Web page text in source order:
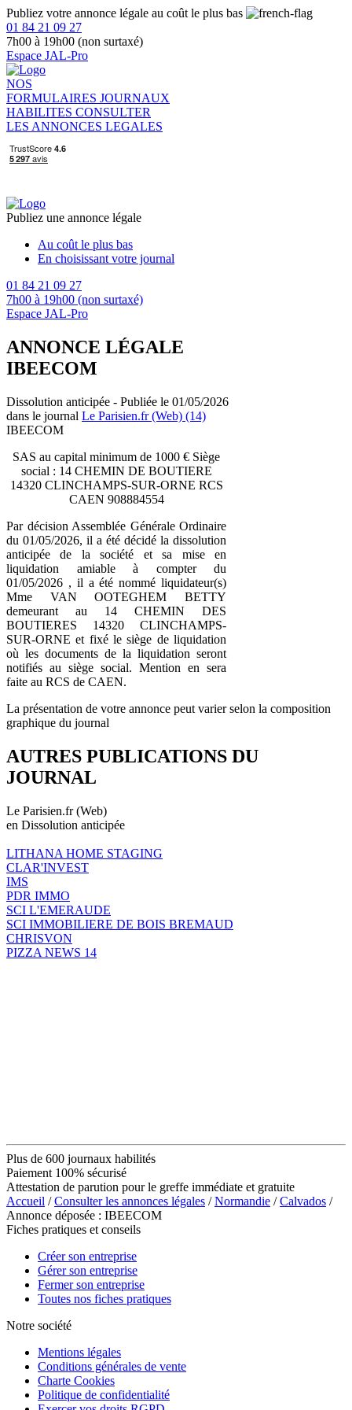
Publiez votre annonce légale au coût le plus bas
01 84 21 09 27
7h00 à 19h00 (non surtaxé)
Espace JAL-Pro
NOS
FORMULAIRES JOURNAUX
HABILITES CONSULTER
LES ANNONCES LEGALES
Publiez une annonce légale
Au coût le plus bas
En choisissant votre journal
01 84 21 09 27
7h00 à 19h00 (non surtaxé)
Espace JAL-Pro
ANNONCE LÉGALE
IBEECOM
Dissolution anticipée - Publiée le 01/05/2026
dans le journal Le Parisien.fr (Web) (14)
IBEECOM
SAS au capital minimum de 1000 € Siège
social : 14 CHEMIN DE BOUTIERE
14320 CLINCHAMPS-SUR-ORNE RCS
CAEN 908884554
Par décision Assemblée Générale Ordinaire
du 01/05/2026, il a été décidé la dissolution
anticipée de la société et sa mise en
liquidation amiable à compter du
01/05/2026 , il a été nommé liquidateur(s)
Mme VAN OOTEGHEM BETTY
demeurant au 14 CHEMIN DES
BOUTIERES 14320 CLINCHAMPS-
SUR-ORNE et fixé le siège de liquidation
où les documents de la liquidation seront
notifiés au siège social. Mention en sera
faite au RCS de CAEN.
La présentation de votre annonce peut varier selon la composition
graphique du journal
AUTRES PUBLICATIONS DU
JOURNAL
Le Parisien.fr (Web)
en Dissolution anticipée
LITHANA HOME STAGING
CLAR'INVEST
IMS
PDR IMMO
SCI L'EMERAUDE
SCI IMMOBILIERE DE BOIS BREMAUD
CHRISVON
PIZZA NEWS 14
Plus de 600 journaux habilités
Paiement 100% sécurisé
Attestation de parution pour le greffe immédiate et gratuite
Accueil /Consulter les annonces légales /Normandie /Calvados /
Annonce déposée : IBEECOM
Fiches pratiques et conseils
Créer son entreprise
Gérer son entreprise
Fermer son entreprise
Toutes nos fiches pratiques
Notre société
Mentions légales
Conditions générales de vente
Charte Cookies
Politique de confidentialité